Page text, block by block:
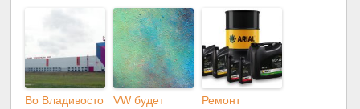
Во Владивосто
VW будет
Ремонт